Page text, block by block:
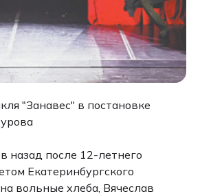
"Занавес" в постановке
назад после 12-летнего
Екатеринбургского
вольные хлеба, Вячеслав